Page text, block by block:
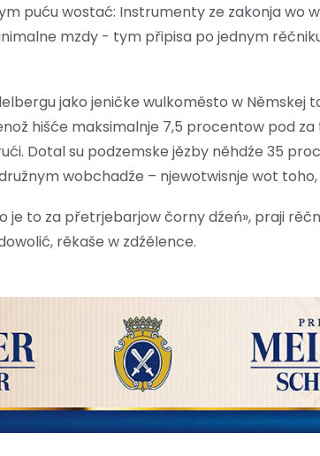
puću wostać: Instrumenty ze zakonja wo
mzdy - tym připisa po jednym
jako jeničke wulkoměsto w Němskej
hišće maksimalnje 7,5 procentow pod
Dotal su podzemske jězby něhdźe 35
wobchadźe – njewotwisnje wot
je to za přetrjebarjow čorny dźeń», praji
rěkaše w zdźělence.